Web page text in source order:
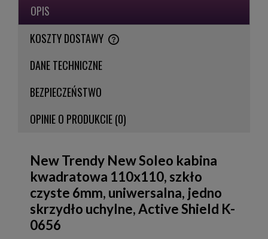
OPIS
KOSZTY DOSTAWY
CENA NIE ZAWIERA EWENTUALNYCH KOSZTÓW PŁATNOŚCI
DANE TECHNICZNE
BEZPIECZEŃSTWO
OPINIE O PRODUKCIE (0)
New Trendy New Soleo kabina
kwadratowa 110x110, szkło
czyste 6mm, uniwersalna, jedno
skrzydło uchylne, Active Shield K-
0656